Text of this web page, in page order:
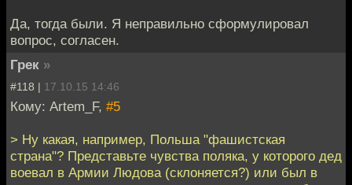
Да, тогда были. Я неправильно сформулировал
вопрос, согласен.
Грек »
#118 | 17.10.15 14:46
Кому: Artem_F, #5
> Ну какая, например, Польша "фашистская
страна"? Представьте чувства поляка, у которого дед
воевал в Армии Людова (склоняется?) или был в